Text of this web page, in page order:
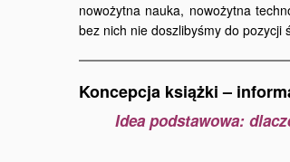
nowożytna nauka, nowożytna
bez nich nie doszlibyśmy do pozycji
Koncepcja książki –
Idea podstawowa: